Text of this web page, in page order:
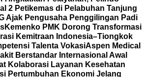
2 Petikemas di Pelabuhan Tanjung
Ajak Pengusaha Penggilingan Padi
Kemenko PMK Dorong Transformasi
Kemitraan Indonesia–Tiongkok
Talenta VokasiAspen Medical
Berstandar Internasional Awal
Kolaborasi Layanan Kesehatan
Pertumbuhan Ekonomi Jelang